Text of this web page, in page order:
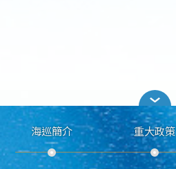
海巡簡介 重大政策